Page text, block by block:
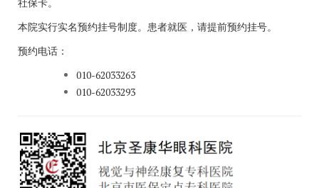
本院实行实名预约挂号制度。患者就医，请提前预约挂号。
预约电话：
010-62033263
010-62033293